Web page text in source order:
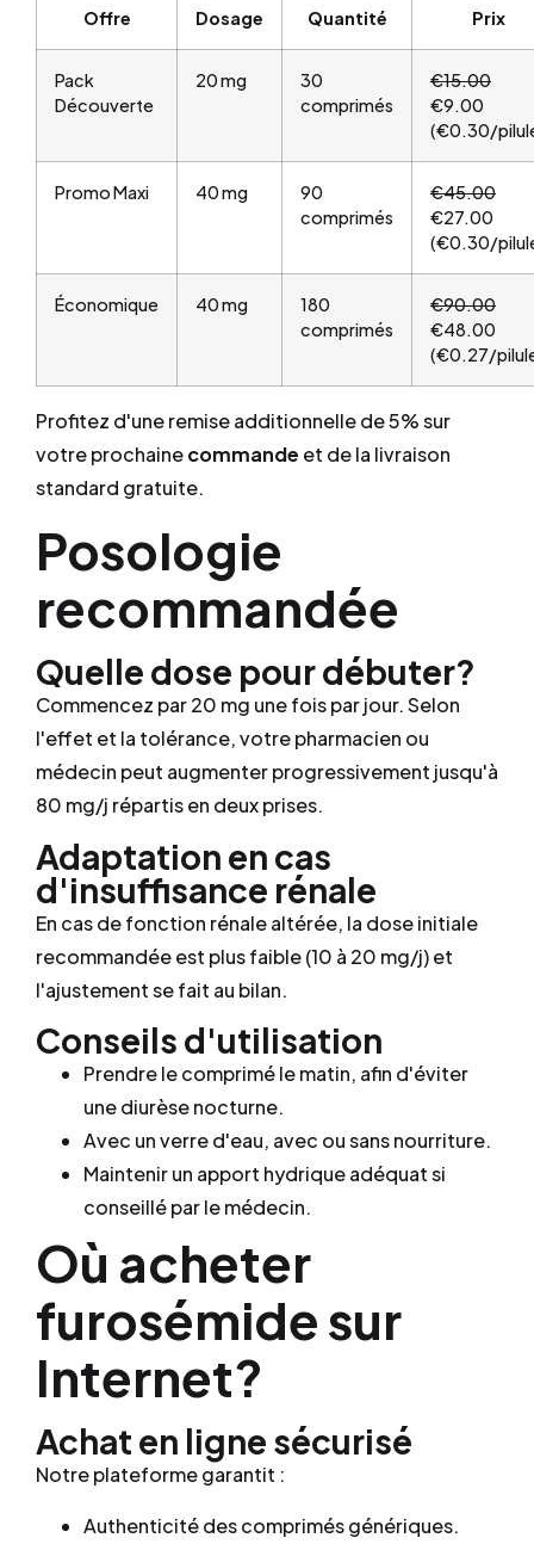
Offre Dosage Quantité Prix
Pack
Découverte
20 mg
30
comprimés
€15.00
€9.00
(€0.30/
Promo Maxi 40 mg
90
comprimés
€45.00
€27.00
(€0.30/
Économique 40 mg
180
comprimés
€90.00
€48.00
(€0.27/
Profitez d'une remise additionnelle de 5% sur
votre prochainecommande et de la livraison
standard gratuite.
Posologie
recommandée
Quelle dose pour débuter?
Commencez par 20 mg une fois par jour. Selon
l'effet et la tolérance, votre pharmacien ou
médecin peut augmenter progressivement jusqu'à
80 mg/j répartis en deux prises.
Adaptation en cas
d'insuffisance rénale
En cas de fonction rénale altérée, la dose initiale
recommandée est plus faible (10 à 20 mg/j) et
l'ajustement se fait au bilan.
Conseils d'utilisation
Prendre le comprimé le matin, afin d'éviter
une diurèse nocturne.
Avec un verre d'eau, avec ou sans nourriture.
Maintenir un apport hydrique adéquat si
conseillé par le médecin.
Où acheter
furosémide sur
Internet?
Achat en ligne sécurisé
Notre plateforme garantit :
Authenticité des comprimés génériques.